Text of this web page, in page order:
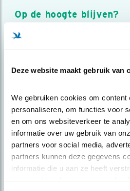
Deze website maakt gebruik van
We gebruiken cookies om content
personaliseren, om functies voor
en om ons websiteverkeer te
informatie over uw gebruik van
partners voor social media,
partners kunnen deze gegevens
informatie die u aan ze heeft
Op de hoogte blijven?
Meld je aan en ontvang nieuws,
over vogels en activiteiten van